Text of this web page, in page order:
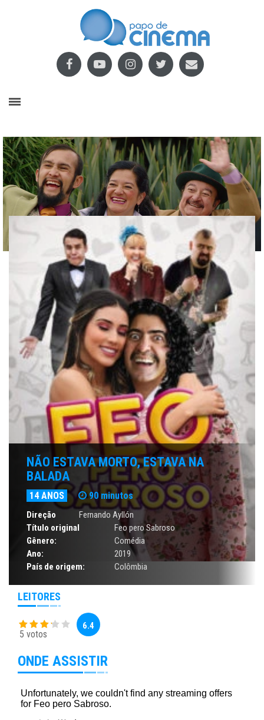
NÃO ESTAVA MORTO, ESTAVA NA
BALADA
14 ANOS 90 minutos
Direção
Fernando Ayllón
Título original
Feo pero Sabroso
Gênero:
Comédia
Ano:
2019
País de origem:
Colômbia
LEITORES
5 votos
6.4
ONDE ASSISTIR